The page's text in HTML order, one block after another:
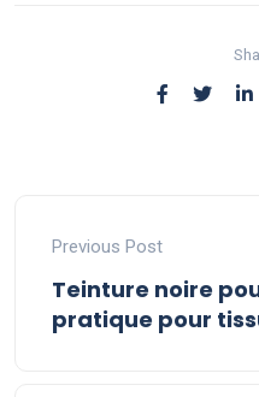
Previous Post
Teinture noire
pratique pour